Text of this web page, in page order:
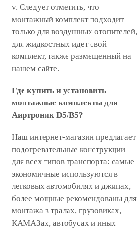
v. Следует отметить, что
монтажный комплект подходит
только для воздушных отопителей,
для жидкостных идет свой
комплект, также размещенный на
нашем сайте.
Где купить и установить
монтажные комплекты для
Аиртроник D5/B5?
Наш интернет-магазин предлагает
подогревательные конструкции
для всех типов транспорта: самые
экономичные используются в
легковых автомобилях и джипах,
более мощные рекомендованы для
монтажа в тралах, грузовиках,
КАМАЗах, автобусах и иных